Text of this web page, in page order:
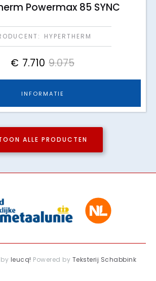
Powermax 85 SYNC
HYPERTHERM
€ 7.710 9.075
INFORMATIE
ALLE PRODUCTEN
leucq! Powered by Teksterij Schabbink